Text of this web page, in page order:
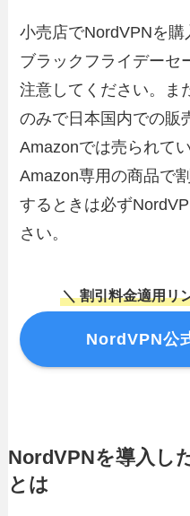
小売店でNordVPNを
ブラックフライデーセ
注意してください。ま
のみで日本国内での販
Amazonでは売られて
Amazon専用の商品で
するときは必ず
さい。
＼ 割引料金適用リ
NordVPN公
NordVPNを導入し
とは